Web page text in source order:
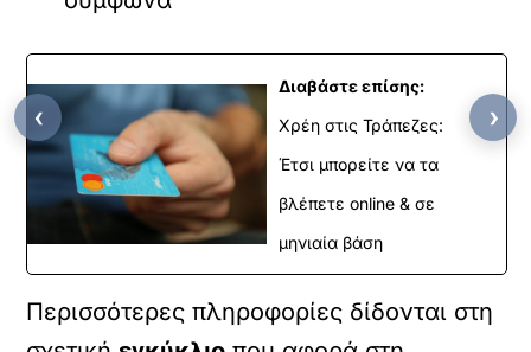
Διαβάστε επίσης:
Χρέη στις Τράπεζες:
Έτσι μπορείτε να τα
βλέπετε online & σε
μηνιαία βάση
Περισσότερες πληροφορίες δίδονται στη
‹ ›